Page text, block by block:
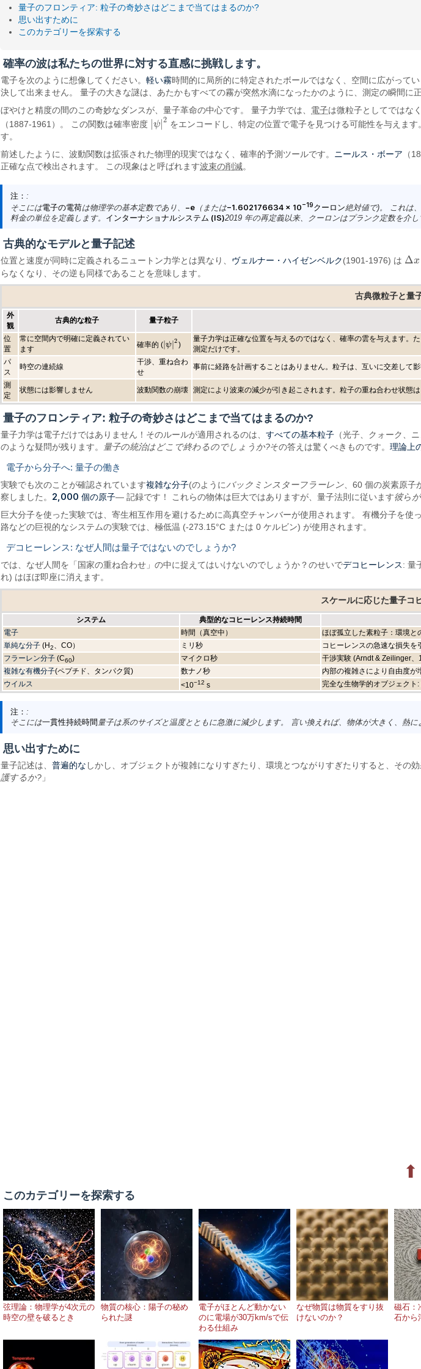
量子のフロンティア: 粒子の奇妙さはどこまで当てはまるのか?
思い出すために
このカテゴリーを探索する
確率の波は私たちの世界に対する直感に挑戦します。
電子を次のように想像してください。軽い霧時間的に局所的に特定されたボールではなく、空間に広がって
決して出来ません。 量子の大きな謎は、あたかもすべての霧が突然水滴になったかのように、測定の瞬間に
ぼやけと精度の間のこの奇妙なダンスが、量子革命の中心です。 量子力学では、 電子は微粒子としてではな
（1887-1961）。 この関数は確率密度 |ψ |2
ψ| 2 をエンコードし、特定の位置で電子を見つける可能性を与えま
す。
前述したように、波動関数は拡張された物理的現実ではなく、確率的予測ツールです。 ニールス・ボーア （
正確な点で検出されます。 この現象はと呼ばれます波束の削減。
注： :
そこには電子の電荷は物理学の基本定数であり、 −e（または−1.602176634 × 10−19クーロン絶対値で)。 これは
料金の単位を定義します。 インターナショナルシステム (IS)2019 年の再定義以来、クーロンはプランク定数を介
古典的なモデルと量子記述
位置と速度が同時に定義されるニュートン力学とは異なり、 ヴェルナー・ハイゼンベルク(1901-1976) は Δx
Δx⋅Δ
らなくなり、その逆も同様であることを意味します。
古典微粒子と量
外
観
古典的な粒子 量子粒子
位
置
常に空間内で明確に定義されてい
ます
確率的 ( ψ 2
ψ| 2 )
量子力学は正確な位置を与えるのではなく、確率の雲を与えます。
測定だけです。
パ
ス
時空の連続線
干渉、重ね合わ
せ
事前に経路を計画することはありません。粒子は、互いに交差して
測
定
状態には影響しません 波動関数の崩壊 測定により波束の減少が引き起こされます。粒子の重ね合わせ状態
量子のフロンティア: 粒子の奇妙さはどこまで当てはまるのか?
量子力学は電子だけではありません！そのルールが適用されるのは、すべての基本粒子 （光子、クォーク、
のような疑問が残ります。 量子の統治はどこで終わるのでしょうか?その答えは驚くべきものです。理論上
電子から分子へ: 量子の働き
実験でも次のことが確認されています複雑な分子(のようにバックミンスターフラーレン、60 個の炭素原子
察しました。 2,000 個の原子— 記録です！ これらの物体は巨大ではありますが、量子法則に従います彼ら
巨大分子を使った実験では、寄生相互作用を避けるために高真空チャンバーが使用されます。 有機分子を
路などの巨視的なシステムの実験では、極低温 (-273.15°C または 0 ケルビン) が使用されます。
デコヒーレンス: なぜ人間は量子ではないのでしょうか?
では、なぜ人間を「国家の重ね合わせ」の中に捉えてはいけないのでしょうか？のせいでデコヒーレンス: 量
れ) はほぼ即座に消えます。
スケールに応じた量子コ
システム 典型的なコヒーレンス持続時間
電子 時間（真空中） ほぼ孤立した素粒子：環境と
単純な分子 (H2、CO） ミリ秒 コヒーレンスの急速な損失を
フラーレン分子 (C60) マイクロ秒 干渉実験 (Arndt & Zeilinger
複雑な有機分子(ペプチド、タンパク質) 数ナノ秒 内部の複雑さにより自由度
ウイルス <10−12 s 完全な生物学的オブジェクト
注： :
そこには一貫性持続時間 量子は系のサイズと温度とともに急激に減少します。 言い換えれば、物体が大きく、熱
思い出すために
量子記述は、普遍的な しかし、オブジェクトが複雑になりすぎたり、環境とつながりすぎたりすると、その
護するか? 」
⬆
このカテゴリーを探索する
弦理論：物理学が4次元の
時空の壁を破るとき
物質の核心：陽子の秘め
られた謎
電子がほとんど動かない
のに電場が30万km/sで伝
わる仕組み
なぜ物質は物質をすり抜
けないのか？
磁石：
石から